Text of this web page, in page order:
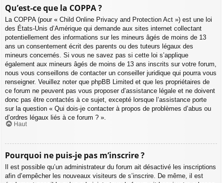
Qu’est-ce que la COPPA ?
La COPPA (pour « Child Online Privacy and Protection Act ») est une loi
des États-Unis d’Amérique qui demande aux sites internet collectant
potentiellement des informations sur les mineurs âgés de moins de 13
ans un consentement écrit des parents ou des tuteurs légaux des
mineurs concernés. Si vous ne savez pas si cette loi s’applique
également aux mineurs âgés de moins de 13 ans inscrits sur votre forum,
nous vous conseillons de contacter un conseiller juridique qui pourra vous
renseigner. Veuillez noter que phpBB Limited et que les propriétaires de
ce forum ne peuvent pas vous proposer d’assistance légale et ne doivent
donc pas être contactés à ce sujet, excepté lorsque l’assistance porte
sur la question « Qui dois-je contacter à propos de problèmes d’abus ou
d’ordres légaux liés à ce forum ? ».
Haut
Pourquoi ne puis-je pas m’inscrire ?
Il est possible qu’un administrateur du forum ait désactivé les inscriptions
afin d’empêcher les nouveaux visiteurs de s’inscrire. De même, il est